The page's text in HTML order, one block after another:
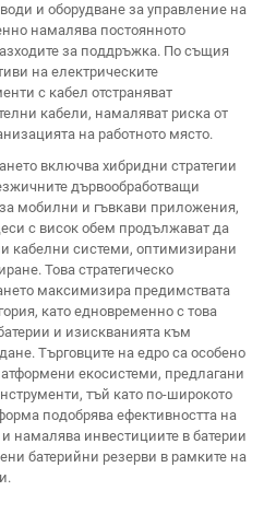
и оборудване за управление на
намалява постоянното
за поддръжка. По същия
на електрическите
с кабел отстраняват
кабели, намаляват риска от
на работното място.
включва хибридни стратегии
дървообработващи
мобилни и гъвкави приложения,
с висок обем продължават да
кабелни системи, оптимизирани
Това стратегическо
максимизира предимствата
като едновременно с това
и изискванията към
Търговците на едро са особено
екосистеми, предлагани
тъй като по-широкото
подобрява ефективността на
намалява инвестициите в батерии
батерийни резерви в рамките на